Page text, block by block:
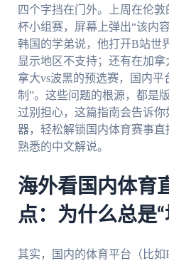
四个字挡在门外。上周在伦
杯小组赛，屏幕上弹出“该内
韩国的学弟说，他打开B站世
显示地区不支持；还有在加
拿大vs波黑的预选赛，国内平
制”。这些问题的根源，都是
过别担心，这篇指南会告诉
器，轻松解锁国内体育赛事
熟悉的中文解说。
海外看国内体育
点：为什么总是“
其实，国内的体育平台（比